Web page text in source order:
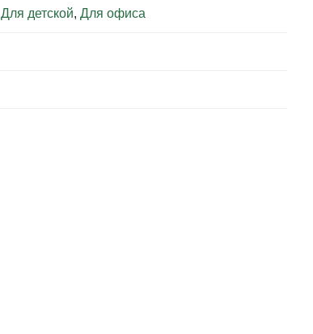
Для детской, Для офиса